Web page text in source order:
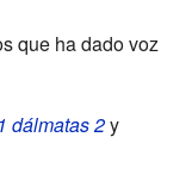
que ha dado voz
dálmatas 2y